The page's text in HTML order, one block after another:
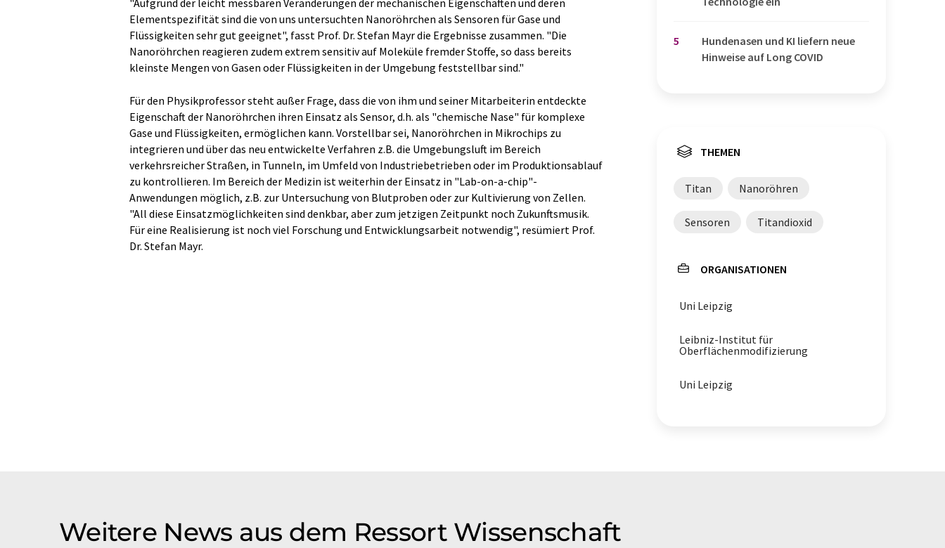
Elementspezifität sind die von uns untersuchten Nanoröhrchen als Sensoren für Gase und
Flüssigkeiten sehr gut geeignet", fasst Prof. Dr. Stefan Mayr die Ergebnisse zusammen. "Die
Nanoröhrchen reagieren zudem extrem sensitiv auf Moleküle fremder Stoffe, so dass bereits
kleinste Mengen von Gasen oder Flüssigkeiten in der Umgebung feststellbar sind."
Für den Physikprofessor steht außer Frage, dass die von ihm und seiner Mitarbeiterin entdeckte
Eigenschaft der Nanoröhrchen ihren Einsatz als Sensor, d.h. als "chemische Nase" für komplexe
Gase und Flüssigkeiten, ermöglichen kann. Vorstellbar sei, Nanoröhrchen in Mikrochips zu
integrieren und über das neu entwickelte Verfahren z.B. die Umgebungsluft im Bereich
verkehrsreicher Straßen, in Tunneln, im Umfeld von Industriebetrieben oder im Produktionsablauf
zu kontrollieren. Im Bereich der Medizin ist weiterhin der Einsatz in "Lab-on-a-chip"-
Anwendungen möglich, z.B. zur Untersuchung von Blutproben oder zur Kultivierung von Zellen.
"All diese Einsatzmöglichkeiten sind denkbar, aber zum jetzigen Zeitpunkt noch Zukunftsmusik.
Für eine Realisierung ist noch viel Forschung und Entwicklungsarbeit notwendig", resümiert Prof.
Dr. Stefan Mayr.
5
Hundenasen und KI liefern neue
Hinweise auf Long COVID
THEMEN
Titan Nanoröhren
Sensoren Titandioxid
ORGANISATIONEN
Uni Leipzig
Leibniz-Institut für
Oberflächenmodifizierung
Uni Leipzig
Weitere News aus dem Ressort Wissenschaft